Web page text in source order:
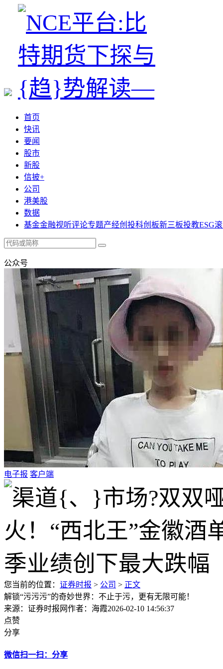
首页
快讯
要闻
股市
新股
信披+
公司
港美股
数据
基金金融视听评论专题产经创投科创板新三板投教ESG
公众号
电子报 客户端
您当前的位置： 证券时报 > 公司 > 正文
解锁“污污污”的奇妙世界：不止于污，更有无限可能！
来源：证券时报网作者：海霞2026-02-10 14:56:37
点赞
分享
微信扫一扫：分享